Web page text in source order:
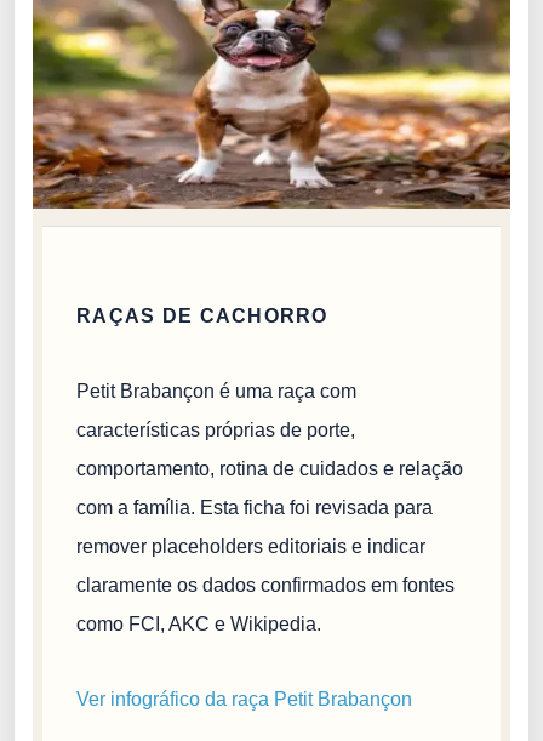
RAÇAS DE CACHORRO
Petit Brabançon é uma raça com
características próprias de porte,
comportamento, rotina de cuidados e relação
com a família. Esta ficha foi revisada para
remover placeholders editoriais e indicar
claramente os dados confirmados em fontes
como FCI, AKC e Wikipedia.
Ver infográfico da raça Petit Brabançon